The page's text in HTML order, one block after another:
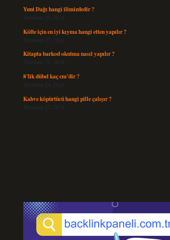
Yunt Dağı hangi ilimizdedir ?
Temmuz 29, 2026
Köfte için en iyi kıyma hangi etten yapılır ?
Temmuz 27, 2026
Kitapta barkod okutma nasıl yapılır ?
Temmuz 25, 2026
8’lik dübel kaç cm’dir ?
Temmuz 24, 2026
Kahve köpürtücü hangi pille çalışır ?
Temmuz 23, 2026